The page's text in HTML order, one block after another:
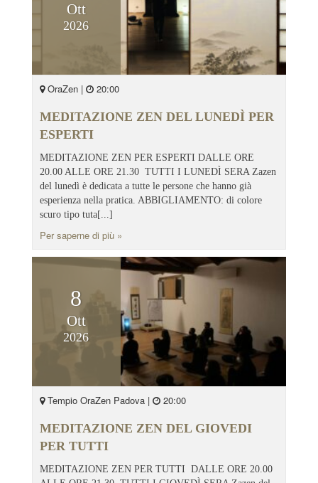
Ott
2026
OraZen | 20:00
MEDITAZIONE ZEN DEL LUNEDÌ PER
ESPERTI
MEDITAZIONE ZEN PER ESPERTI DALLE ORE
20.00 ALLE ORE 21.30 TUTTI I LUNEDÌ SERA Zazen
del lunedì è dedicata a tutte le persone che hanno già
esperienza nella pratica. ABBIGLIAMENTO: di colore
scuro tipo tuta[...]
Per saperne di più »
8
Ott
2026
Tempio OraZen Padova | 20:00
MEDITAZIONE ZEN DEL GIOVEDI
PER TUTTI
MEDITAZIONE ZEN PER TUTTI DALLE ORE 20.00